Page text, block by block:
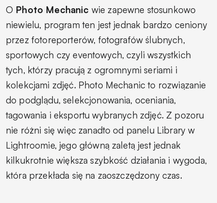
O Photo Mechanic wie zapewne stosunkowo
niewielu, program ten jest jednak bardzo ceniony
przez fotoreporterów, fotografów ślubnych,
sportowych czy eventowych, czyli wszystkich
tych, którzy pracują z ogromnymi seriami i
kolekcjami zdjęć. Photo Mechanic to rozwiązanie
do podglądu, selekcjonowania, oceniania,
tagowania i eksportu wybranych zdjęć. Z pozoru
nie różni się więc zanadto od panelu Library w
Lightroomie, jego główną zaletą jest jednak
kilkukrotnie większa szybkość działania i wygoda,
która przekłada się na zaoszczędzony czas.